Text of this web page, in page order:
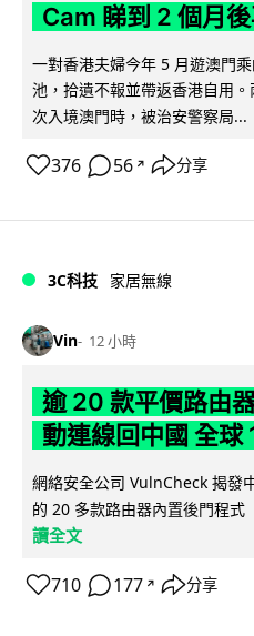
Cam 睇到 2 個月
一對香港夫婦今年 5 月遊澳門
池，拾遺不報並帶返香港自用
次入境澳門時，被治安警察局...
376 56 ↗ 分享
3C科技 家居無線
Vin 12 小時
逾 20 款平價路由
動連線回中國 全球
網絡安全公司 VulnCheck 揭發
的 20 多款路由器內置後門程
讀全文
710 177 ↗ 分享